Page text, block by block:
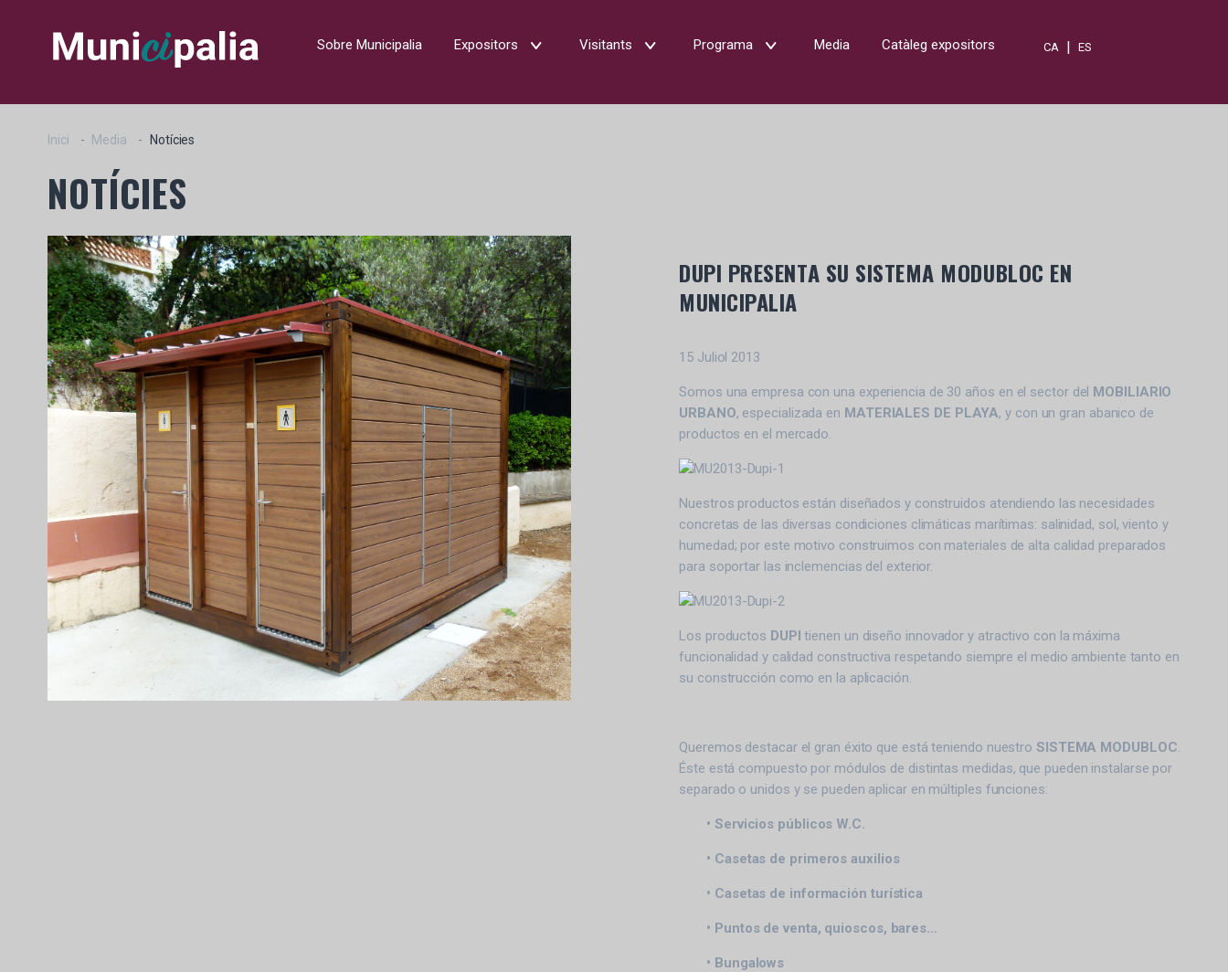
Sobre Municipalia Expositors Visitants Programa Media Catàleg expositors CA |ES
Inici Media Notícies
NOTÍCIES
DUPI PRESENTA SU SISTEMA MODUBLOC EN
MUNICIPALIA
15 Juliol 2013
Somos una empresa con una experiencia de 30 años en el sector del MOBILIARIO
URBANO, especializada en MATERIALES DE PLAYA, y con un gran abanico de
productos en el mercado.
Nuestros productos están diseñados y construidos atendiendo las necesidades
concretas de las diversas condiciones climáticas marítimas: salinidad, sol, viento y
humedad; por este motivo construimos con materiales de alta calidad preparados
para soportar las inclemencias del exterior.
Los productos DUPI tienen un diseño innovador y atractivo con la máxima
funcionalidad y calidad constructiva respetando siempre el medio ambiente tanto en
su construcción como en la aplicación.
Queremos destacar el gran éxito que está teniendo nuestro SISTEMA MODUBLOC.
Éste está compuesto por módulos de distintas medidas, que pueden instalarse por
separado o unidos y se pueden aplicar en múltiples funciones:
• Servicios públicos W.C.
• Casetas de primeros auxilios
• Casetas de información turística
• Puntos de venta, quioscos, bares…
• Bungalows